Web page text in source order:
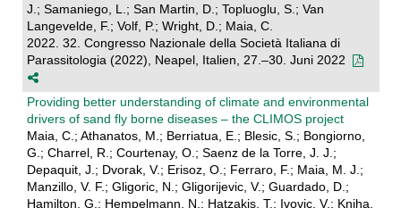
J.; Samaniego, L.; San Martin, D.; Topluoglu, S.; Van
Langevelde, F.; Volf, P.; Wright, D.; Maia, C.
2022. 32. Congresso Nazionale della Società Italiana di
Parassitologia (2022), Neapel, Italien, 27.–30. Juni 2022
Providing better understanding of climate and environmental
drivers of sand fly borne diseases – the CLIMOS project
Maia, C.; Athanatos, M.; Berriatua, E.; Blesic, S.; Bongiorno,
G.; Charrel, R.; Courtenay, O.; Saenz de la Torre, J. J.;
Depaquit, J.; Dvorak, V.; Erisoz, O.; Ferraro, F.; Maia, M. J.;
Manzillo, V. F.; Gligoric, N.; Gligorijevic, V.; Guardado, D.;
Hamilton, G.; Hempelmann, N.; Hatzakis, T.; Ivovic, V.; Kniha,